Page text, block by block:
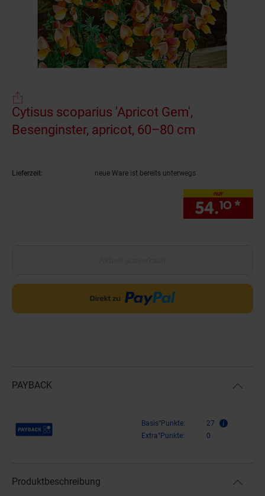
Cytisus scoparius 'Apricot Gem',
Besenginster, apricot, 60–80 cm
Lieferzeit: neue Ware ist bereits unterwegs
nur
54.10 *
PAYBACK
Payback Punkte Basis°Punkte:
27
Extra°Punkte:
0
Produktbeschreibung